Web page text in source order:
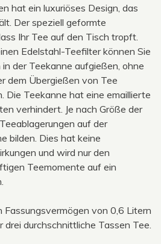
hat ein luxuriöses Design, das
Der speziell geformte
Ihr Tee auf den Tisch tropft.
Edelstahl-Teefilter können Sie
der Teekanne aufgießen, ohne
dem Übergießen von Tee
Die Teekanne hat eine emaillierte
verhindert. Je nach Größe der
auf der
bilden. Dies hat keine
und wird nur den
Teemomente auf ein
Fassungsvermögen von 0,6 Litern
durchschnittliche Tassen Tee.